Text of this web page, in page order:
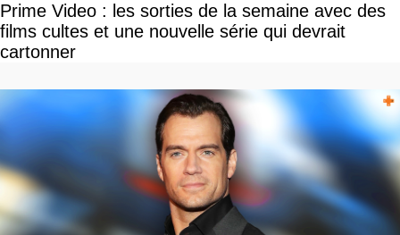
Prime Video : les sorties de la semaine avec des
films cultes et une nouvelle série qui devrait
cartonner